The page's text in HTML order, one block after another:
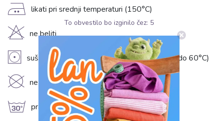
E likati pri srednji temperaturi (150°C)
H ne beliti
V sušite v sušilnem stroju pri nizki temperaturi (do 60°C)
K ne kemično čistiti
g prati na 30°C
To obvestilo bo izginilo čez: 5